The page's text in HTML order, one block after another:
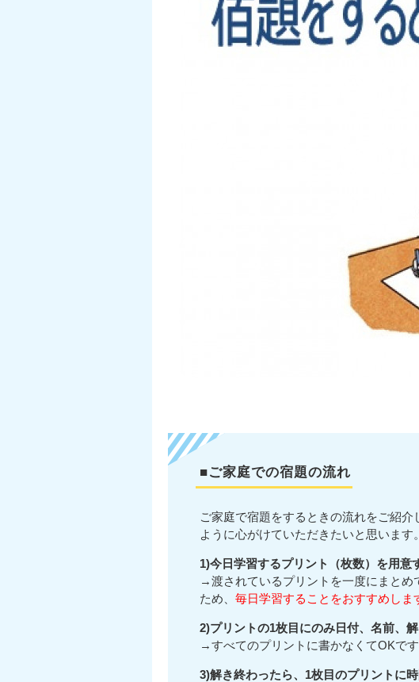
■ご家庭での宿題の流れ
ご家庭で宿題をするときの流れをご紹
ように心がけていただきたいと思います。
1)今日学習するプリント（枚数）を用意
→渡されているプリントを一度にまとめ
ため、 毎日学習することをおすすめしま
2)プリントの1枚目にのみ日付、名前、
→すべてのプリントに書かなくてOKです
3)解き終わったら、1枚目のプリントに時